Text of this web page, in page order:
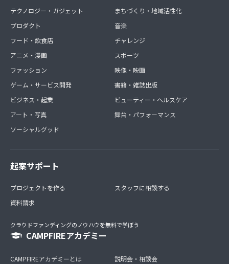
テクノロジー・ガジェット
プロダクト
フード・飲食店
アニメ・漫画
ファッション
ゲーム・サービス開発
ビジネス・起業
アート・写真
ソーシャルグッド
まちづくり・地域活性化
音楽
チャレンジ
スポーツ
映像・映画
書籍・雑誌出版
ビューティー・ヘルスケア
舞台・パフォーマンス
起案サポート
プロジェクトを作る
資料請求
スタッフに相談する
クラウドファンディングのノウハウを無料で学ぼう
CAMPFIREアカデミー
CAMPFIREアカデミーとは
説明会・相談会